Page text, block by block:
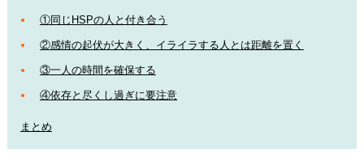
①同じHSPの人と付き合う
②感情の起伏が大きく、イライラする人とは距離を置く
③一人の時間を確保する
④依存と尽くし過ぎに要注意
まとめ